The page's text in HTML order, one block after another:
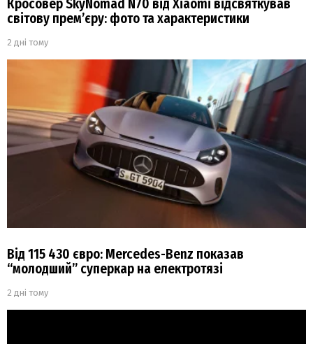
Кросовер SkyNomad N70 від Xiaomi відсвяткував
світову прем’єру: фото та характеристики
2 дні тому
Від 115 430 євро: Mercedes-Benz показав
“молодший” суперкар на електротязі
2 дні тому